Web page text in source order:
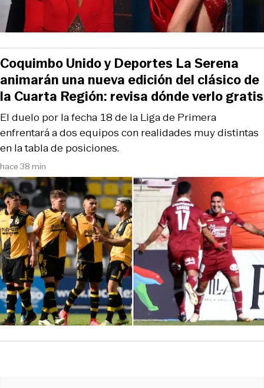
hace 38 min
El duelo por la fecha 18 de la Liga de Primera
enfrentará a dos equipos con realidades muy distintas
en la tabla de posiciones.
Coquimbo Unido y Deportes La Serena
animarán una nueva edición del clásico de
la Cuarta Región: revisa dónde verlo gratis